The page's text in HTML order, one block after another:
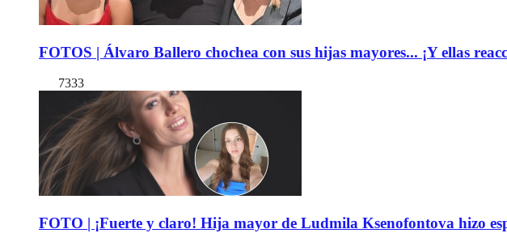
FOTOS | Álvaro Ballero chochea con sus hijas mayores... ¡Y ellas
7333
FOTO | ¡Fuerte y claro! Hija mayor de Ludmila Ksenofontova hizo